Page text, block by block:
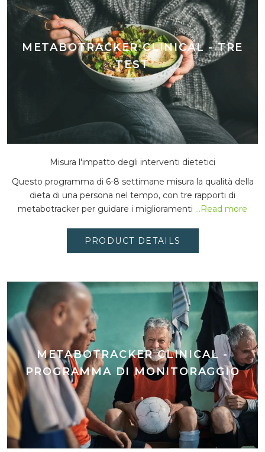
METABOTRACKER CLINICAL - TRE
TEST
Misura l'impatto degli interventi dietetici
Questo programma di 6-8 settimane misura la qualità della
dieta di una persona nel tempo, con tre rapporti di
metabotracker per guidare i miglioramenti ...Read more
PRODUCT DETAILS
METABOTRACKER CLINICAL -
PROGRAMMA DI MONITORAGGIO